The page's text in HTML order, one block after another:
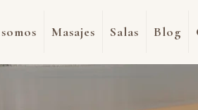
Masajes Salas Blog